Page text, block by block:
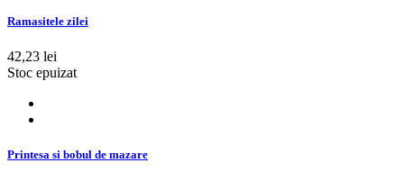
Ramasitele zilei
42,23 lei
Stoc epuizat
Printesa si bobul de mazare